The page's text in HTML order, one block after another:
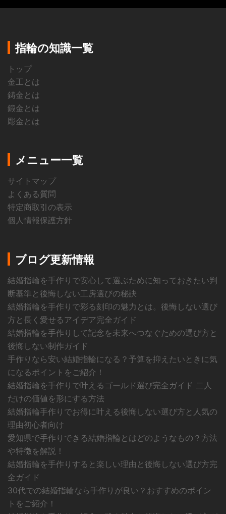
指輪の知識一覧
トップ
金工とは
鋳金とは
鍛金とは
彫金とは
メニュー一覧
サイトマップ
よくある質問
特定商取引の表示
個人情報保護方針
ブログ更新情報
結婚指輪を手作りで安心して選ぶために知っておきたい判
断基準と後悔しない工房選びの秘訣
結婚指輪を手作りで彩る刻印の魅力とは。後悔しない選び
方と長く愛せるアイデア完全ガイド
結婚指輪を手作りして記念を未来へつなぐための選び方と
後悔しない制作ガイド
手作りなら安い結婚指輪になる？予算を抑えたいときに気
になるポイントをご紹介！
結婚指輪を手作りで叶えるゴールド選び完全ガイド 二人
だけの価値を形にする方法
結婚指輪手作りでお得に叶える後悔しない選び方と人気の
理由初心者向け
愛知県で手作りできる結婚指輪とはどのようなもの？方法
や特徴を解説！
結婚指輪を手作りすると楽しい理由と後悔しない選び方完
全ガイド
30代での結婚指輪なら手作りが良い？おすすめのポイン
トをご紹介！